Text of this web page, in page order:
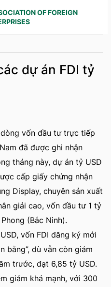
OF FOREIGN
dự án FDI tỷ
vốn đầu tư trực tiếp
đã được ghi nhận
tháng này, dự án tỷ USD
cấp giấy chứng nhận
Display, chuyên sản xuất
giải cao, vốn đầu tư 1 tỷ
(Bắc Ninh).
vốn FDI đăng ký mới
bằng”, dù vẫn còn giảm
trước, đạt 6,85 tỷ USD.
giảm khá mạnh, với 300